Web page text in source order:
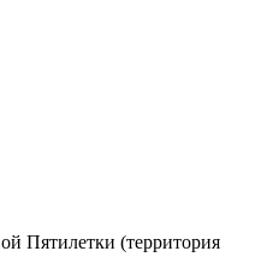
Пятилетки (территория